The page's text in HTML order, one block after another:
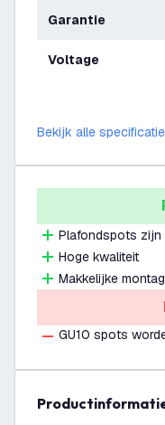
Garantie
Voltage
Bekijk alle
Plafondspots zijn
Hoge kwaliteit
Makkelijke
GU10 spots